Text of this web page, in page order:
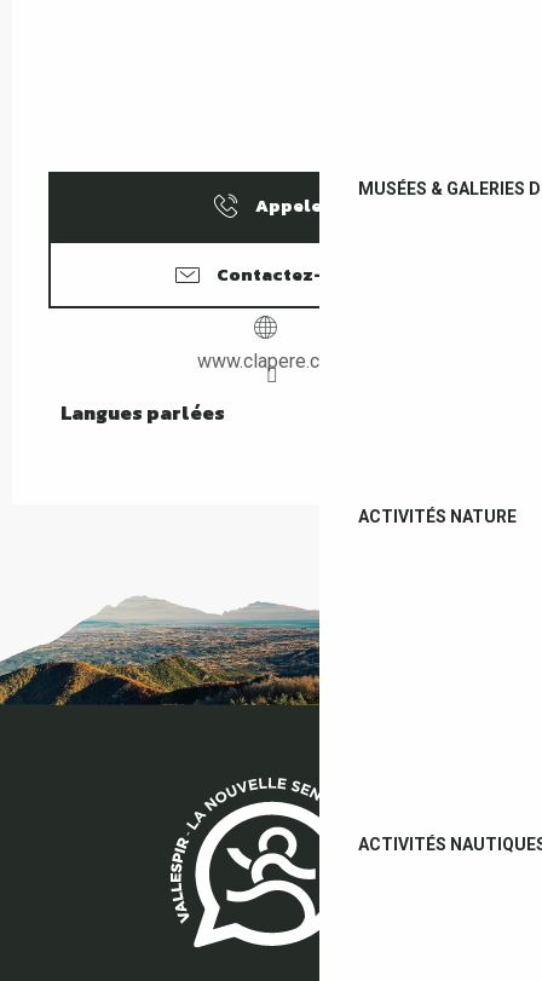
MUSÉES & GALERIES
ACTIVITÉS NATURE
ACTIVITÉS
Appeler
Contactez-nous
www.clapere.com
Langues parlées
Langues parlées